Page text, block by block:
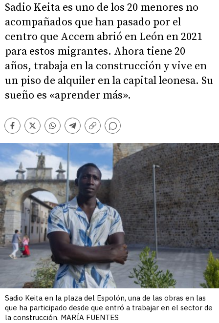
Sadio Keita es uno de los 20 menores no
acompañados que han pasado por el
centro que Accem abrió en León en 2021
para estos migrantes. Ahora tiene 20
años, trabaja en la construcción y vive en
un piso de alquiler en la capital leonesa. Su
sueño es «aprender más».
Facebook
TwitterWhatsappTelegram
Copiar
Comentarios
Sadio Keita en la plaza del Espolón, una de las obras en las
que ha participado desde que entró a trabajar en el sector de
la construcción. MARÍA FUENTES